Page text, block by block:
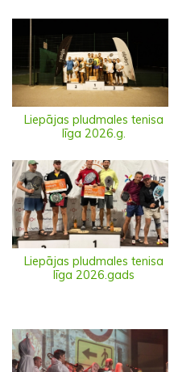
Liepājas pludmales tenisa
līga 2026.g.
Liepājas pludmales tenisa
līga 2026.gads